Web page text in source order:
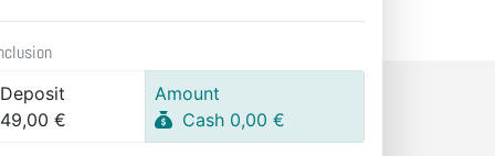
Deposit
49,00 €
Amount
Cash 0,00 €